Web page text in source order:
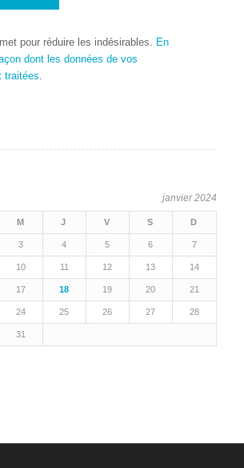
pour réduire les indésirables.
En
dont les données de vos
traitées
janvier 2024
M J V S D
3 4 5 6 7
10 11 12 13 14
17 18 19 20 21
24 25 26 27 28
31